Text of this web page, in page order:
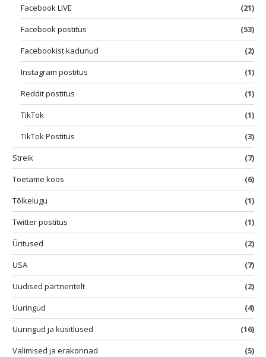
Facebook LIVE
(21)
Facebook postitus
(53)
Facebookist kadunud
(2)
Instagram postitus
(1)
Reddit postitus
(1)
TikTok
(1)
TikTok Postitus
(3)
Streik
(7)
Toetame koos
(6)
Tõlkelugu
(1)
Twitter postitus
(1)
Üritused
(2)
USA
(7)
Uudised partneritelt
(2)
Uuringud
(4)
Uuringud ja küsitlused
(16)
Valimised ja erakonnad
(5)